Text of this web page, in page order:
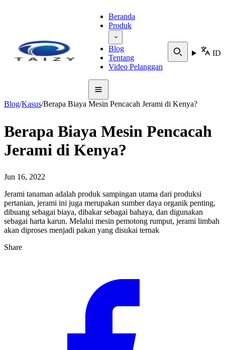
Beranda
Produk
Blog
Tentang
Video Pelanggan
ID
Blog/Kasus/Berapa Biaya Mesin Pencacah Jerami di Kenya?
Berapa Biaya Mesin Pencacah
Jerami di Kenya?
Jun 16, 2022
Jerami tanaman adalah produk sampingan utama dari produksi
pertanian, jerami ini juga merupakan sumber daya organik penting,
dibuang sebagai biaya, dibakar sebagai bahaya, dan digunakan
sebagai harta karun. Melalui mesin pemotong rumput, jerami limbah
akan diproses menjadi pakan yang disukai ternak
Share